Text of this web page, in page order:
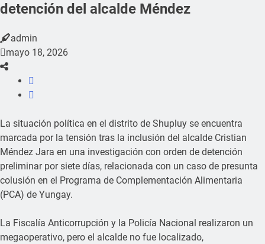
detención del alcalde Méndez
admin
mayo 18, 2026
La situación política en el distrito de Shupluy se encuentra
marcada por la tensión tras la inclusión del alcalde Cristian
Méndez Jara en una investigación con orden de detención
preliminar por siete días, relacionada con un caso de presunta
colusión en el Programa de Complementación Alimentaria
(PCA) de Yungay.
La Fiscalía Anticorrupción y la Policía Nacional realizaron un
megaoperativo, pero el alcalde no fue localizado,